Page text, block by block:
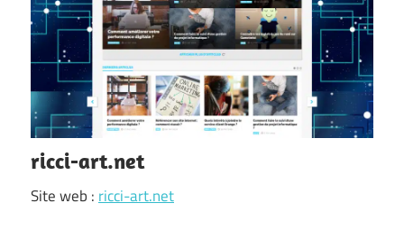
ricci-art.net
Site web : ricci-art.net